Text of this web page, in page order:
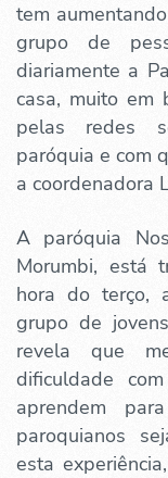
tem
grupo de
diariamente a
casa, muito em
pelas redes
paróquia e com
a coordenadora
A paróquia
Morumbi, está
hora do terço,
grupo de
revela que
dificuldade
aprendem
paroquianos
esta